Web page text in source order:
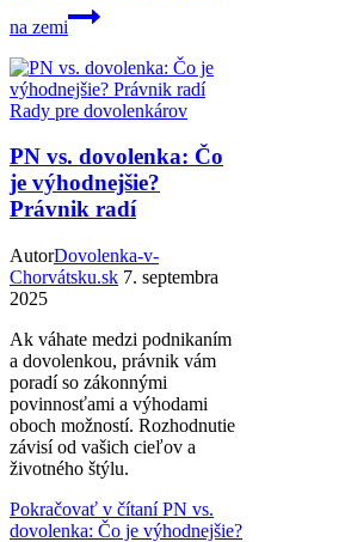
na zemi
Rady pre dovolenkárov
PN vs. dovolenka: Čo
je výhodnejšie?
Právnik radí
AutorDovolenka-v-
Chorvátsku.sk 7. septembra
2025
Ak váhate medzi podnikaním
a dovolenkou, právnik vám
poradí so zákonnými
povinnosťami a výhodami
oboch možností. Rozhodnutie
závisí od vašich cieľov a
životného štýlu.
Pokračovať v čítaníPN vs.
dovolenka: Čo je výhodnejšie?